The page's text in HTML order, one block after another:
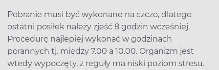
Pobranie musi być wykonane na czczo, dlatego
ostatni posiłek należy zjeść 8 godzin wcześniej.
Procedurę najlepiej wykonać w godzinach
porannych tj. między 7.00 a 10.00. Organizm jest
wtedy wypoczęty, z reguły ma niski poziom stresu.